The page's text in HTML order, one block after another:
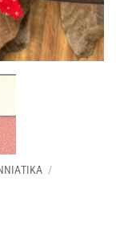
/